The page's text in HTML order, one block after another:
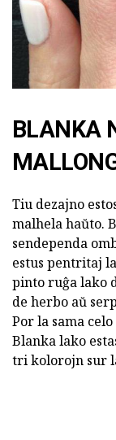
BLANKA
Tiu dezajno
malhela haŭto.
sendependa
estus pentritaj
pinto ruĝa lako
de herbo aŭ
Por la sama
Blanka lako
tri kolorojn sur